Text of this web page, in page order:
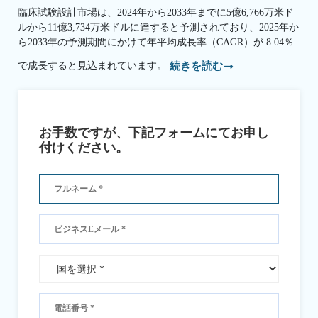
臨床試験設計市場は、2024年から2033年までに5億6,766万米ド
ルから11億3,734万米ドルに達すると予測されており、2025年か
ら2033年の予測期間にかけて年平均成長率（CAGR）が 8.04％
で成長すると見込まれています。 続きを読む
お手数ですが、下記フォームにてお申し
付けください。